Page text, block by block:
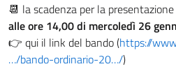
📆 la scadenza per la
alle ore 14,00 di mercoledì 26
👉 qui il link del bando (https://
…/bando-ordinario-20…/)